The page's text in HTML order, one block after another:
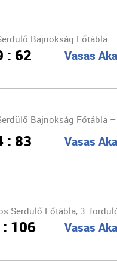
Bajnokság Főtábla
: 62 Vasas
Bajnokság Főtábla
: 83 Vasas
Serdülő Főtábla, 3.
106 Vasas